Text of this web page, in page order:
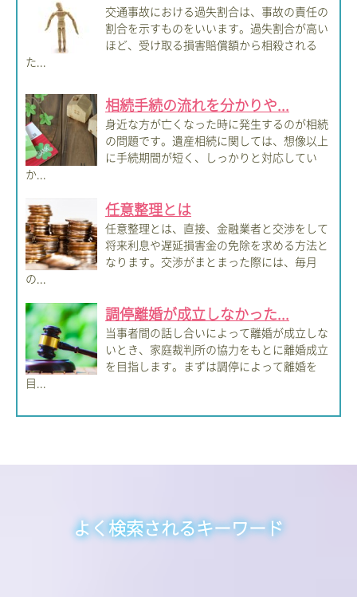
交通事故における過失割合は、事故の責任の
割合を示すものをいいます。過失割合が高い
ほど、受け取る損害賠償額から相殺される
た...
相続手続の流れを分かりや...
身近な方が亡くなった時に発生するのが相続
の問題です。遺産相続に関しては、想像以上
に手続期間が短く、しっかりと対応してい
か...
任意整理とは
任意整理とは、直接、金融業者と交渉をして
将来利息や遅延損害金の免除を求める方法と
なります。交渉がまとまった際には、毎月
の...
調停離婚が成立しなかった...
当事者間の話し合いによって離婚が成立しな
いとき、家庭裁判所の協力をもとに離婚成立
を目指します。まずは調停によって離婚を
目...
よく検索されるキーワード